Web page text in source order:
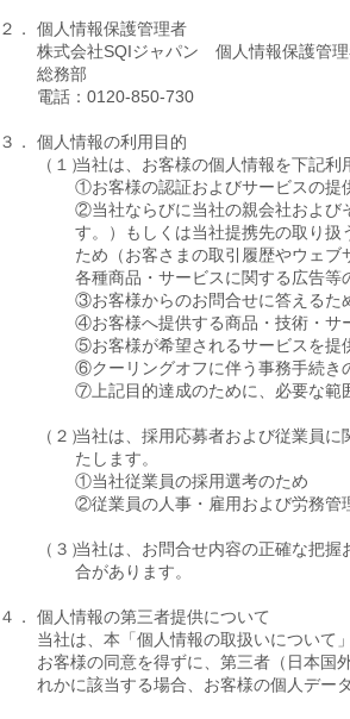
２．
個人情報保護管理者
株式会社SQIジャパン 個人情報保護管
総務部
電話：0120-850-730
３．
個人情報の利用目的
（１）当社は、お客様の個人情報を下記
①お客様の認証およびサービスの提
②当社ならびに当社の親会社および
す。）もしくは当社提携先の取り
ため（お客さまの取引履歴やウェ
各種商品・サービスに関する広告
③お客様からのお問合せに答えるた
④お客様へ提供する商品・技術・サ
⑤お客様が希望されるサービスを提
⑥クーリングオフに伴う事務手続き
⑦上記目的達成のために、必要な範
（２）当社は、採用応募者および従業員
たします。
①当社従業員の採用選考のため
②従業員の人事・雇用および労務管
（３）当社は、お問合せ内容の正確な把
合があります。
４．
個人情報の第三者提供について
当社は、本「個人情報の取扱いについて
お客様の同意を得ずに、第三者（日本国
れかに該当する場合、お客様の個人デー